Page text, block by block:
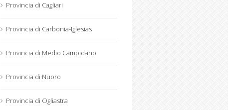
Provincia di Cagliari
Provincia di Carbonia-Iglesias
Provincia di Medio Campidano
Provincia di Nuoro
Provincia di Ogliastra